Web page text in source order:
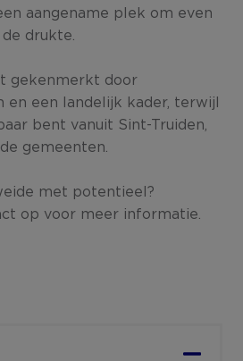
aangename plek om even
drukte.
gekenmerkt door
een landelijk kader, terwijl
bent vanuit Sint-Truiden,
gemeenten.
met potentieel?
op voor meer informatie.